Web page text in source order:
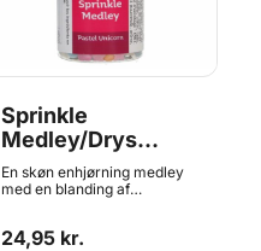
Sprinkle
Medley/Drys
Medley - Unicorn
Pastel 50g,
En skøn enhjørning medley
med en blanding af
stykker formet som
24,95 kr.